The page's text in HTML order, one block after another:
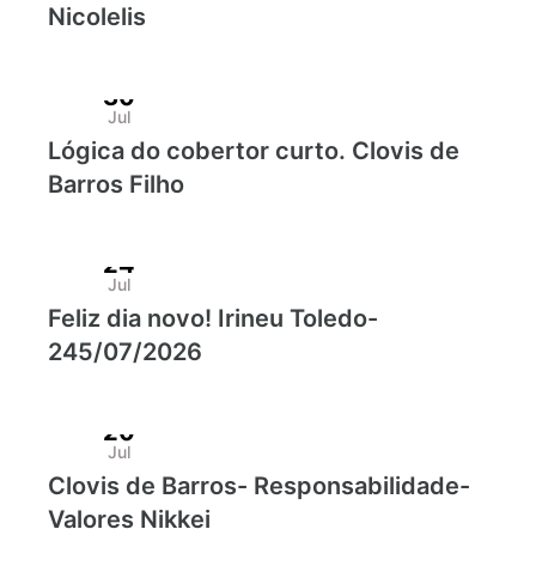
Nicolelis
30
Jul
Lógica do cobertor curto. Clovis de
Barros Filho
24
Jul
Feliz dia novo! Irineu Toledo-
245/07/2026
20
Jul
Clovis de Barros- Responsabilidade-
Valores Nikkei